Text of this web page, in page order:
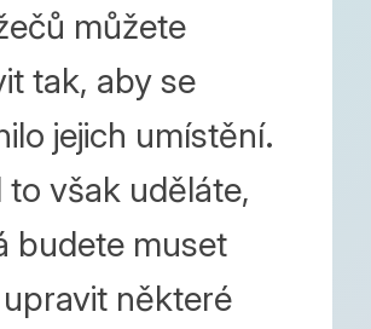
můžete
tak, aby se
jejich umístění.
to však uděláte,
budete muset
některé